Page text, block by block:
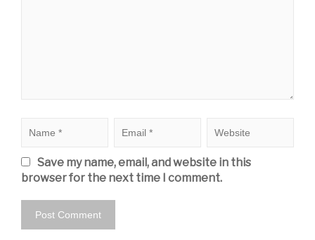
Save my name, email, and website in this
browser for the next time I comment.